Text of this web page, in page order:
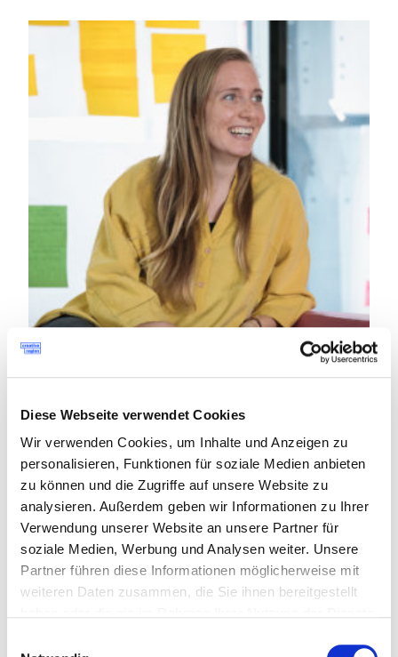
Diese Webseite verwendet Cookies
Wir verwenden Cookies, um Inhalte und Anzeigen zu
personalisieren, Funktionen für soziale Medien anbieten
zu können und die Zugriffe auf unsere Website zu
analysieren. Außerdem geben wir Informationen zu Ihrer
Verwendung unserer Website an unsere Partner für
soziale Medien, Werbung und Analysen weiter. Unsere
Partner führen diese Informationen möglicherweise mit
weiteren Daten zusammen, die Sie ihnen bereitgestellt
15. Dezember 2020
„Wenn wir unsere Arbeitsweisen verändern, dann müssen wir auch
unsere Arbeitsräume verändern. So gesehen müssen wir die
Menschen mitnehmen zu den Methoden neuen Arbeitens.“ Dieses
neue Arbeiten habe viel mit Flexibilität und mit kleineren, selbst
organisierten Teams zu tun.